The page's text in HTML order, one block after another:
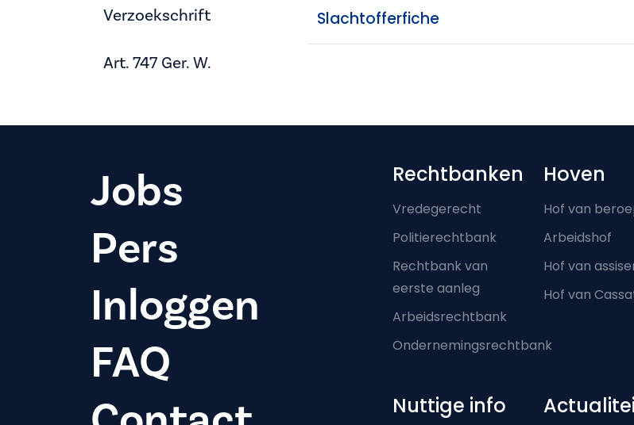
Verzoekschrift
Art. 747 Ger. W.
Slachtofferfiche
Jobs
Pers
Inloggen
FAQ
Footer-menu
Rechtbanken
Vredegerecht
Politierechtbank
Rechtbank van
eerste aanleg
Arbeidsrechtbank
Ondernemingsrechtbank
Hoven
Hof van
Arbeidshof
Hof van
Hof van
Nuttige info